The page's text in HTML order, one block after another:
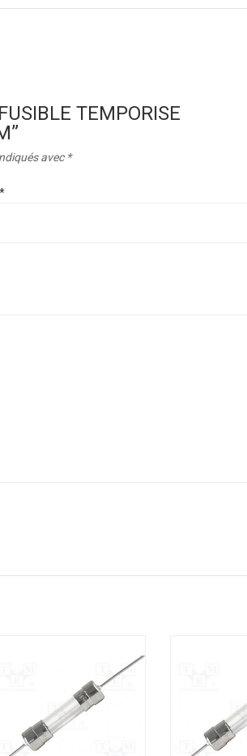
TEMPORISE
avec *
*